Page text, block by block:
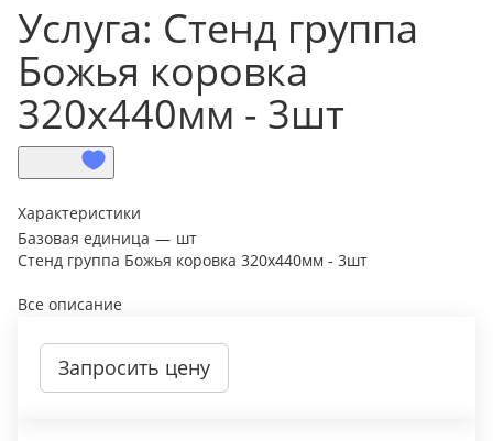
Услуга: Стенд группа
Божья коровка
320х440мм - 3шт
Характеристики
Базовая единица — шт
Стенд группа Божья коровка 320х440мм - 3шт
Все описание
Запросить цену